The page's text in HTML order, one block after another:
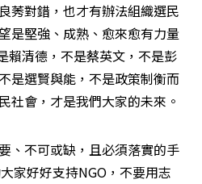
莠對錯，也才有辦法組織選民
是堅強、成熟、愈來愈有力量
賴清德，不是蔡英文，不是彭
是選賢與能，不是政策制衡而
社會，才是我們大家的未來。
、不可或缺，且必須落實的手
家好好支持NGO，不要用志